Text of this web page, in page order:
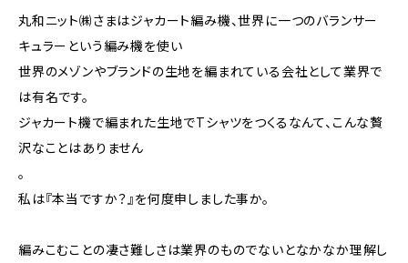
丸和ニット㈱さまはジャカート編み機、世界に一つのバランサー
キュラーという編み機を使い
世界のメゾンやブランドの生地を編まれている会社として業界で
は有名です。
ジャカート機で編まれた生地でTシャツをつくるなんて、こんな贅
沢なことはありません
。
私は『本当ですか？』を何度申しました事か。
編みこむことの凄さ難しさは業界のものでないとなかなか理解し